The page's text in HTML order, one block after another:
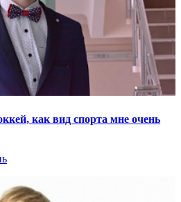
как вид спорта мне очень